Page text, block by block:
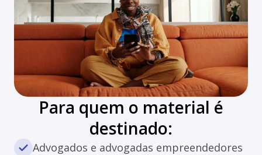
Para quem o material é
destinado:
Advogados e advogadas empreendedores